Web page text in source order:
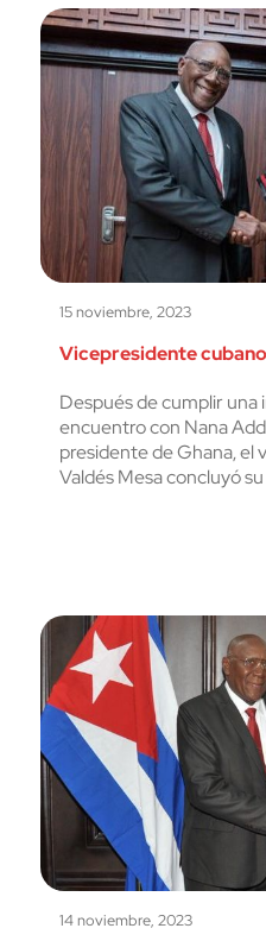
15 noviembre, 2023
Vicepresidente
Después de cumplir una
encuentro con Nana
presidente de Ghana, el
Valdés Mesa concluyó
14 noviembre, 2023